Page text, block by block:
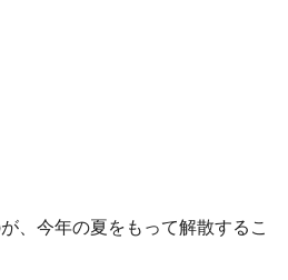
、今年の夏をもって解散するこ